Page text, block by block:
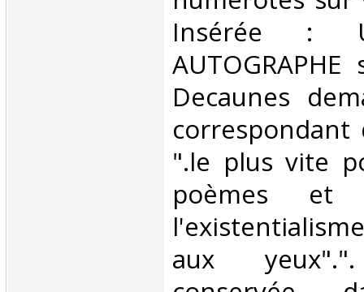
Insérée :
Decaunes
".le plus vite
poèmes et
aux